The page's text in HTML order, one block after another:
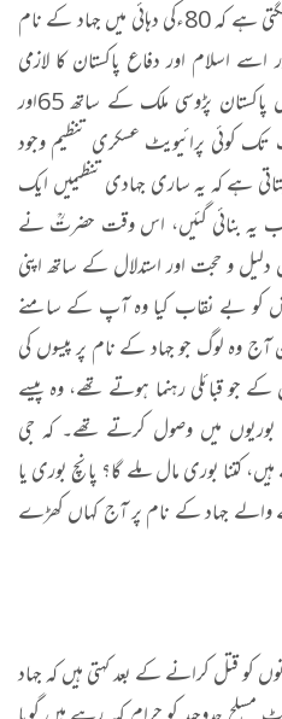
زیادہ دور نہ جائیے،ابھی کل کی بات لگتی ہے کہ 80ءکی دہائی میں جہاد کے نام
اسے اسلام اور دفاع پاکستان کا لازمی
تقاضا قرار دیا گیاحالانکہ اس سے قبل پاکستان پڑوسی ملک کے ساتھ 65اور
تک کوئی پرائیویٹ عسکری تنظیم وجود
ہے کہ یہ ساری جہادی تنظیمیں ایک
یہ بنائی گئیں، اس وقت حضرتؒ نے
و حجت اور استدلال کے ساتھ اپنی
بے نقاب کیا وہ آپ کے سامنے
وہ لوگ جو جہاد کے نام پر پیسوں کی
جو قبائلی رہنما ہوتے تھے، وہ پیسے
میں وصول کرتے تھے۔ کہ جی
کتنا بوری مال ملے گا؟ پانچ بوری یا
جہاد کے نام پر آج کہاں کھڑے
کو قتل کرانے کے بعد کہتی ہیں کہ جہاد